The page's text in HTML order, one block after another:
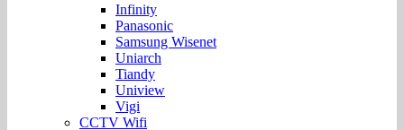
Infinity
Panasonic
Samsung Wisenet
Uniarch
Tiandy
Uniview
Vigi
CCTV Wifi